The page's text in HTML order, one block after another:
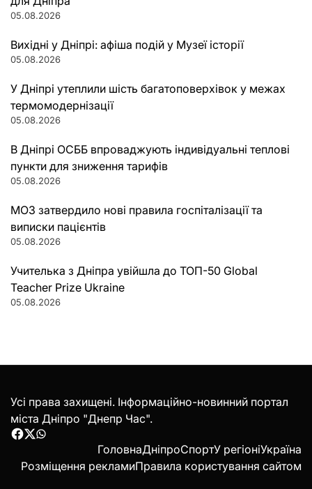
05.08.2026
Вихідні у Дніпрі: афіша подій у Музеї історії
05.08.2026
У Дніпрі утеплили шість багатоповерхівок у межах
термомодернізації
05.08.2026
В Дніпрі ОСББ впроваджують індивідуальні теплові
пункти для зниження тарифів
05.08.2026
МОЗ затвердило нові правила госпіталізації та
виписки пацієнтів
05.08.2026
Учителька з Дніпра увійшла до ТОП-50 Global
Teacher Prize Ukraine
05.08.2026
Усі права захищені. Інформаційно-новинний портал
міста Дніпро "Днепр Час".
Facebook
Twitter
WhatsApp
ГоловнаДніпроСпортУ регіоніУкраїна
Розміщення рекламиПравила користування сайтом